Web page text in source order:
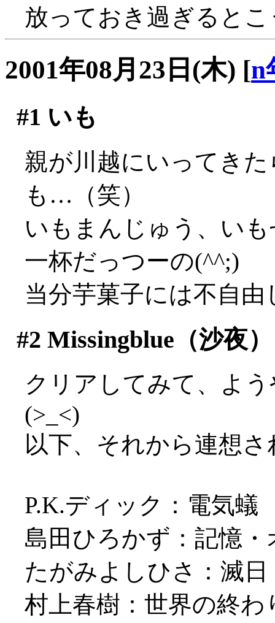
放っておき過ぎると
2001年08月23日(木) [n
#1 いも
親が川越にいってき
も…（笑）
いもまんじゅう、い
一杯だっつーの(^^;)
当分芋菓子には不自
#2 Missingblue（沙夜）
クリアしてみて、よ
(>_<)
以下、それから連想
P.K.ディック：電気蟻
島田ひろかず：記憶
たがみよしひさ：滅日
村上春樹：世界の終